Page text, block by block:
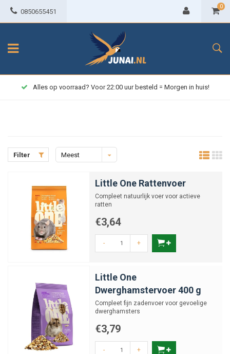
0850655451
0
Alles op voorraad? Voor 22:00 uur besteld = Morgen in huis!
Filter
Meest
Little One Rattenvoer
Compleet natuurlijk voer voor actieve
ratten
€3,64
- +
Little One
Dwerghamstervoer 400 g
Compleet fijn zadenvoer voor gevoelige
dwerghamsters
€3,79
- +